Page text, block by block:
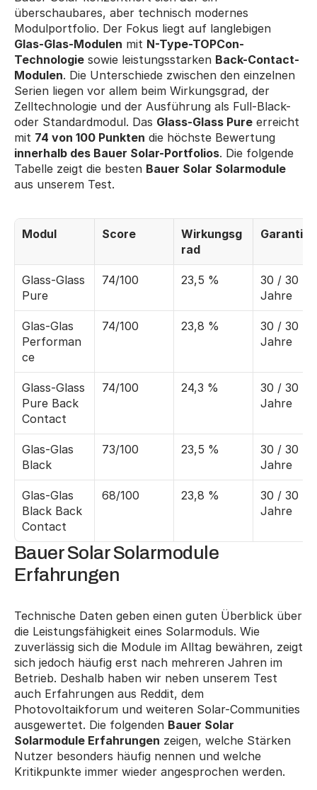
überschaubares, aber technisch modernes
Glas-Glas-Modulen mit N-Type-TOPCon-
Technologie sowie leistungsstarken Back-Contact-
Modulen. Die Unterschiede zwischen den einzelnen
Serien liegen vor allem beim Wirkungsgrad, der
Zelltechnologie und der Ausführung als Full-Black-
oder Standardmodul. Das Glass-Glass Pure erreicht
mit 74 von 100 Punkten
innerhalb des Bauer Solar-Portfolios. Die folgende
Tabelle zeigt die besten Bauer Solar Solarmodule
aus unserem Test.
Modul Score
Wirkungsg
rad
Garantie
Glass-Glass
Pure
74/100 23,5 %
30 / 30
Jahre
Glas-Glas
Performan
ce
74/100 23,8 %
30 / 30
Jahre
Glass-Glass
Pure Back
Contact
74/100 24,3 %
30 / 30
Jahre
Glas-Glas
Black
73/100 23,5 %
30 / 30
Jahre
Glas-Glas
Black Back
Contact
68/100 23,8 %
30 / 30
Jahre
Bauer Solar Solarmodule
Erfahrungen
Technische Daten geben einen guten Überblick über
die Leistungsfähigkeit eines Solarmoduls. Wie
zuverlässig sich die Module im Alltag bewähren, zeigt
sich jedoch häufig erst nach mehreren Jahren im
Betrieb. Deshalb haben wir neben unserem Test
auch Erfahrungen aus Reddit, dem
Photovoltaikforum und weiteren Solar-Communities
ausgewertet. Die folgenden Bauer Solar
Solarmodule Erfahrungen zeigen, welche Stärken
Nutzer besonders häufig nennen und welche
Kritikpunkte immer wieder angesprochen werden.